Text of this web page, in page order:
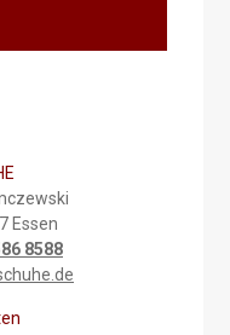
Essen
8588